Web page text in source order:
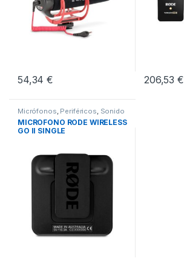
54,34€ 206,53€
Micrófonos, Periféricos, Sonido
MICROFONO RODE WIRELESS
GO II SINGLE